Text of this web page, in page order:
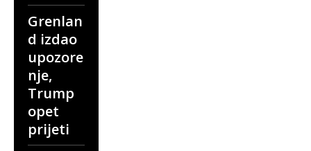
Grenlan
d izdao
upozore
nje,
Trump
opet
prijeti